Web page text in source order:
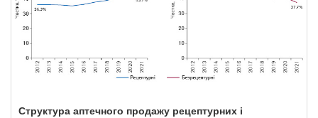
Структура аптечного продажу рецептурних і